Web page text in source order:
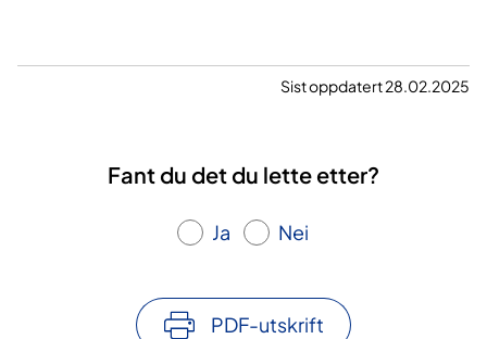
Sist oppdatert 28.02.2025
Fant du det du lette etter?
Ja Nei
PDF-utskrift